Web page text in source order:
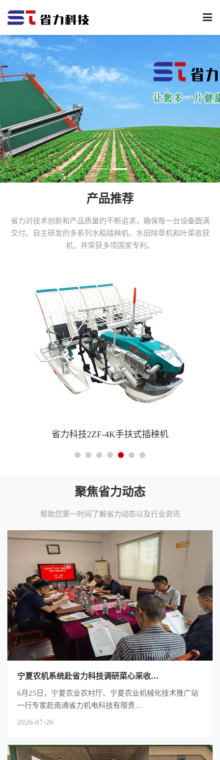
下
拉
单
产品推荐
省力对技术创新和产品质量的不断追求，确保每一台设备圆满
交付。自主研发的多系列水稻插秧机、水田除草机和叶菜收获
机，并荣获多项国家专利。
省力科技2ZF-4K手扶式插秧机
聚焦省力动态
帮助您第一时间了解省力动态以及行业资讯
宁夏农机系统赴省力科技调研菜心采收…
6月25日，宁夏农业农村厅、宁夏农业机械化技术推广站
一行专家赴南通省力机电科技有限责…
2026-07-26